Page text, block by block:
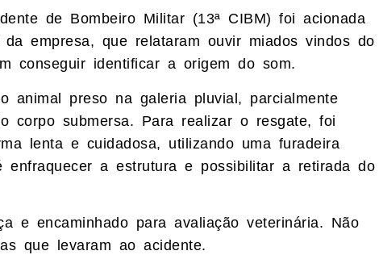
de Bombeiro Militar (13ª CIBM) foi acionada
empresa, que relataram ouvir miados vindos do
conseguir identificar a origem do som.
animal preso na galeria pluvial, parcialmente
corpo submersa. Para realizar o resgate, foi
lenta e cuidadosa, utilizando uma furadeira
enfraquecer a estrutura e possibilitar a retirada do
e encaminhado para avaliação veterinária. Não
que levaram ao acidente.